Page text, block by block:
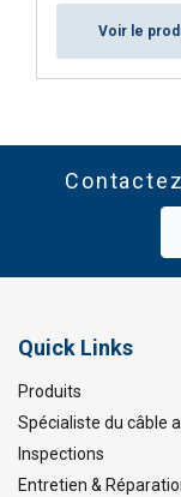
Voir le
Quick Links
Produits
Spécialiste du câble
Inspections
Entretien &